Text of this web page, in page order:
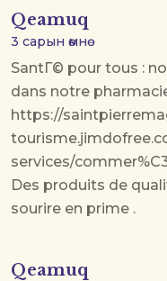
Qeamuq
3 сарын өмнө
SantГ© pour tous :
dans notre
https://
services/
Des produits de
sourire en prime .
Qeamuq